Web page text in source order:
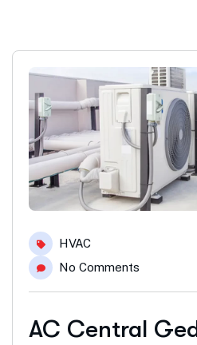
HVAC
No Comments
AC Central